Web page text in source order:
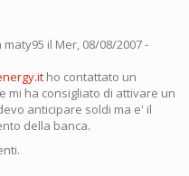
maty95 il Mer, 08/08/2007 -
ho contattato un
mi ha consigliato di attivare un
anticipare soldi ma e' il
della banca.